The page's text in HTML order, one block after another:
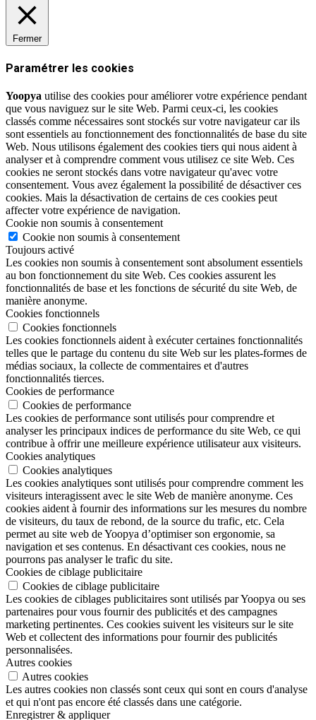
Fermer
Paramétrer les cookies
Yoopya utilise des cookies pour améliorer votre expérience pendant
que vous naviguez sur le site Web. Parmi ceux-ci, les cookies
classés comme nécessaires sont stockés sur votre navigateur car ils
sont essentiels au fonctionnement des fonctionnalités de base du site
Web. Nous utilisons également des cookies tiers qui nous aident à
analyser et à comprendre comment vous utilisez ce site Web. Ces
cookies ne seront stockés dans votre navigateur qu'avec votre
consentement. Vous avez également la possibilité de désactiver ces
cookies. Mais la désactivation de certains de ces cookies peut
affecter votre expérience de navigation.
Cookie non soumis à consentement
Cookie non soumis à consentement
Toujours activé
Les cookies non soumis à consentement sont absolument essentiels
au bon fonctionnement du site Web. Ces cookies assurent les
fonctionnalités de base et les fonctions de sécurité du site Web, de
manière anonyme.
Cookies fonctionnels
Cookies fonctionnels
Les cookies fonctionnels aident à exécuter certaines fonctionnalités
telles que le partage du contenu du site Web sur les plates-formes de
médias sociaux, la collecte de commentaires et d'autres
fonctionnalités tierces.
Cookies de performance
Cookies de performance
Les cookies de performance sont utilisés pour comprendre et
analyser les principaux indices de performance du site Web, ce qui
contribue à offrir une meilleure expérience utilisateur aux visiteurs.
Cookies analytiques
Cookies analytiques
Les cookies analytiques sont utilisés pour comprendre comment les
visiteurs interagissent avec le site Web de manière anonyme. Ces
cookies aident à fournir des informations sur les mesures du nombre
de visiteurs, du taux de rebond, de la source du trafic, etc. Cela
permet au site web de Yoopya d’optimiser son ergonomie, sa
navigation et ses contenus. En désactivant ces cookies, nous ne
pourrons pas analyser le trafic du site.
Cookies de ciblage publicitaire
Cookies de ciblage publicitaire
Les cookies de ciblages publicitaires sont utilisés par Yoopya ou ses
partenaires pour vous fournir des publicités et des campagnes
marketing pertinentes. Ces cookies suivent les visiteurs sur le site
Web et collectent des informations pour fournir des publicités
personnalisées.
Autres cookies
Autres cookies
Les autres cookies non classés sont ceux qui sont en cours d'analyse
et qui n'ont pas encore été classés dans une catégorie.
Enregistrer & appliquer